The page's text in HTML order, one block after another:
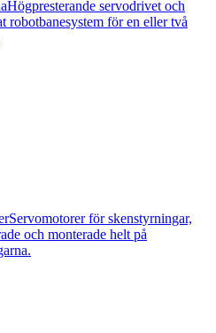
Högpresterande servodrivet och
robotbanesystem för en eller två
Servomotorer för skenstyrningar,
och monterade helt på